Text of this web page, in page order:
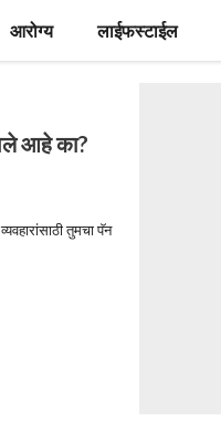
आरोग्य लाईफस्टाईल
आहे का?
तुमचा पॅन